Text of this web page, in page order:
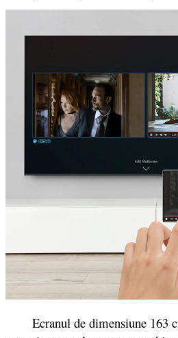
Ecranul de dimensiune 163